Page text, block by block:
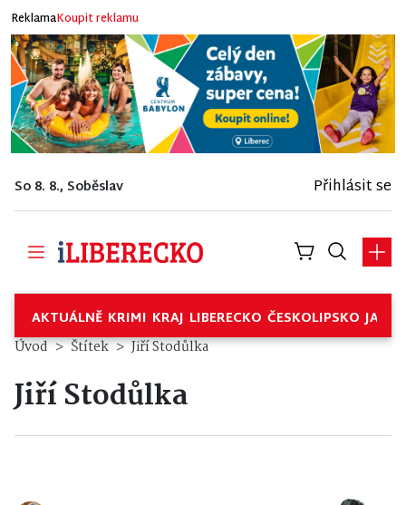
ReklamaKoupit reklamu
So 8. 8., Soběslav Přihlásit se
AKTUÁLNĚ KRIMI KRAJ LIBERECKO ČESKOLIPSKO
Úvod Štítek Jiří Stodůlka
Jiří Stodůlka